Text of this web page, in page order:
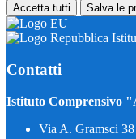
Accetta tutti Salva le
Contatti
Istituto Comprensivo
Via A. Gramsci